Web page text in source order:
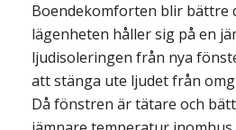
Boendekomforten blir bättre
lägenheten håller sig på en
ljudisoleringen från nya
att stänga ute ljudet från
Då fönstren är tätare och